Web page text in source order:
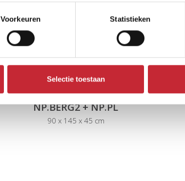
Voorkeuren Statistieken
Selectie toestaan
NP.BERG2 + NP.PL
90 x 145 x 45 cm